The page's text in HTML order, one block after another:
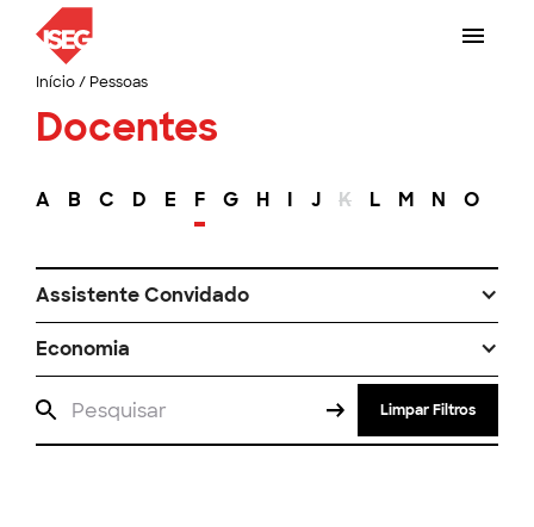
Início/ Pessoas
Docentes
A B C D E F G H I J K L M N O
Assistente Convidado
Economia
Limpar Filtros